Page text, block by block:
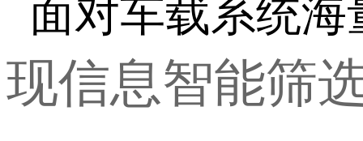
面对车载系统海
现信息智能筛